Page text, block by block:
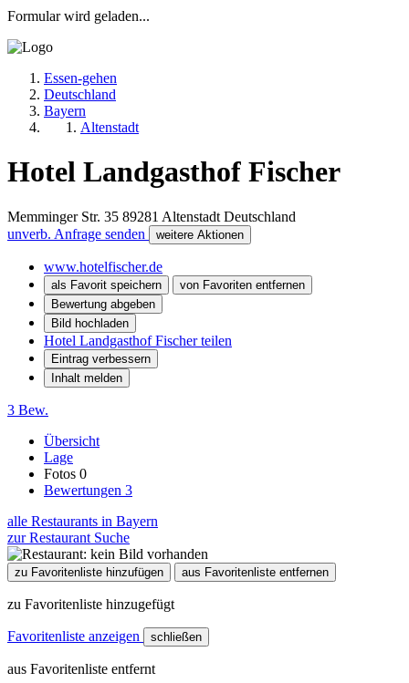
Formular wird geladen...
Essen-gehen
Deutschland
Bayern
Altenstadt
Hotel Landgasthof Fischer
Memminger Str. 35 89281 Altenstadt Deutschland
unverb. Anfrage senden
weitere Aktionen
www.hotelfischer.de
als Favorit speichern
von Favoriten entfernen
Bewertung abgeben
Bild hochladen
Hotel Landgasthof Fischer teilen
Eintrag verbessern
Inhalt melden
3 Bew.
Übersicht
Lage
Fotos 0
Bewertungen 3
alle Restaurants in Bayern
zur Restaurant Suche
zu Favoritenliste hinzufügen aus Favoritenliste entfernen
zu Favoritenliste hinzugefügt
Favoritenliste anzeigen schließen
aus Favoritenliste entfernt